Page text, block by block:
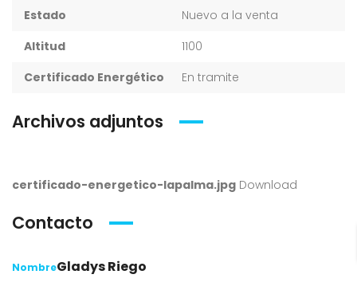
Estado
Nuevo a la venta
Altitud
1100
Certificado Energético
En tramite
Archivos adjuntos
certificado-energetico-lapalma.jpg Download
Contacto
NombreGladys Riego